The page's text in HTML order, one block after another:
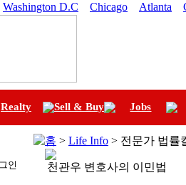
Washington D.C Chicago Atlanta
Realty Sell & Buy Jobs
홈 > Life Info > 전문가 법률
천관우 변호사의 이민법